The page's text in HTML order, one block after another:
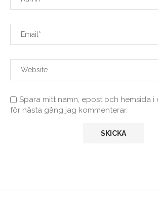
Spara mitt namn, epost och hemsida
för nästa gång jag kommenterar.